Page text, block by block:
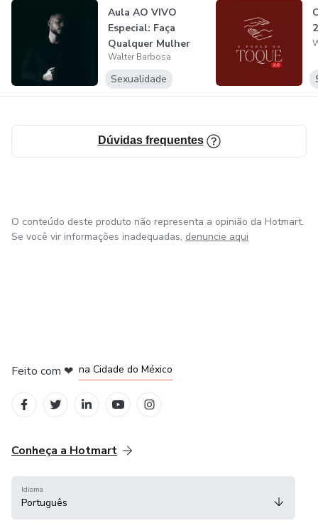
Aula AO VIVO
Especial: Faça
Qualquer Mulher
G&amp;z$r
Múltip...
Walter Barbosa
Sexualidade
Dúvidas frequentes
O conteúdo deste produto não representa a opinião da Hotmart.
Se você vir informações inadequadas, denuncie aqui
Feito com ❤ na Cidade do México
Conheça a Hotmart
Idioma
Português